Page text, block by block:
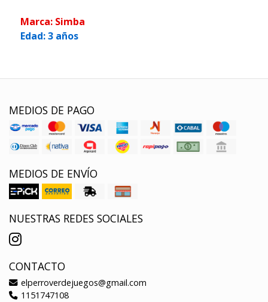
Marca: Simba
Edad: 3 años
MEDIOS DE PAGO
MEDIOS DE ENVÍO
NUESTRAS REDES SOCIALES
CONTACTO
elperroverdejuegos@gmail.com
1151747108